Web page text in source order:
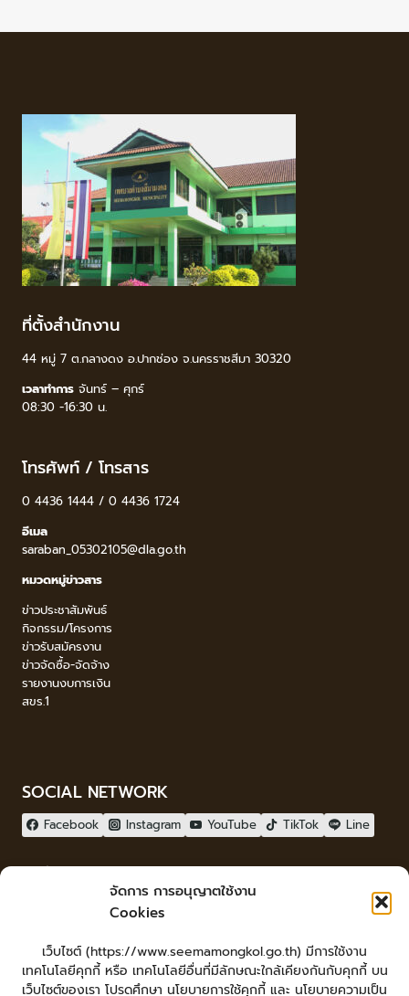
จัดการ การอนุญาตใช้งาน
Cookies
เว็บไซต์ (https://www.seemamongkol.go.th) มีการใช้งาน
เทคโนโลยีคุกกี้ หรือ เทคโนโลยีอื่นที่มีลักษณะใกล้เคียงกันกับคุกกี้ บน
เว็บไซต์ของเรา โปรดศึกษา นโยบายการใช้คุกกี้ และ นโยบายความเป็น
ที่ตั้งสำนักงาน
44 หมู่ 7 ต.กลางดง อ.ปากช่อง จ.นครราชสีมา 30320
เวลาทำการ จันทร์ – ศุกร์
08:30 -16:30 น.
โทรศัพท์ / โทรสาร
0 4436 1444 / 0 4436 1724
อีเมล
saraban_05302105@dla.go.th
หมวดหมู่ข่าวสาร
ข่าวประชาสัมพันธ์
กิจกรรม/โครงการ
ข่าวรับสมัครงาน
ข่าวจัดซื้อ-จัดจ้าง
รายงานงบการเงิน
สขร.1
SOCIAL NETWORK
Facebook Instagram YouTube TikTok Line
40
LopburiWebdesign.com
Login
เข้าสู่ระบบ